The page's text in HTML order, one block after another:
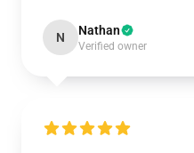
N Nathan
Verified owner